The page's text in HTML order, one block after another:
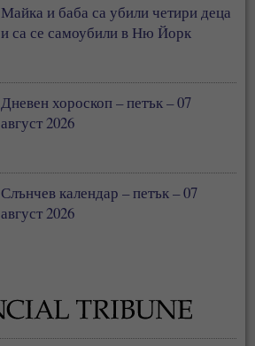
Майка и баба са убили четири деца
и са се самоубили в Ню Йорк
Дневен хороскоп – петък – 07
август 2026
Слънчев календар – петък – 07
август 2026